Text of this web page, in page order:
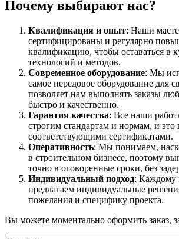
(пруток)
цинк,
нихром
Почему выбирают нас?
Квалификация и опыт: Наши
сертифицированы и регулярно
квалификацию, чтобы оставаться в
технологий и методов.
Современное оборудование: Мы
самое передовое оборудование для
позволяет нам выполнять заказы
быстро и качественно.
Гарантия качества: Все наши
строгим стандартам и нормам, и это
соответствующими сертификатами.
Оперативность: Мы понимаем,
в строительном бизнесе, поэтому
точно в оговоренные сроки, без
Индивидуальный подход: Каждому
предлагаем индивидуальные
пожелания и специфику проекта.
Вы можете моментально оформить заказ,